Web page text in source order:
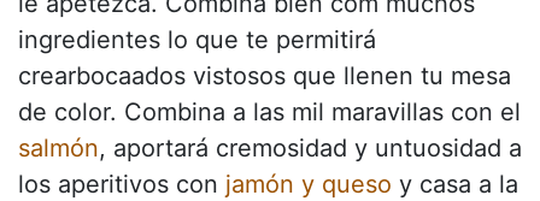
ingredientes lo que te permitirá
crearbocaados vistosos que llenen tu mesa
de color. Combina a las mil maravillas con el
salmón, aportará cremosidad y untuosidad a
los aperitivos con jamón y queso y casa a la